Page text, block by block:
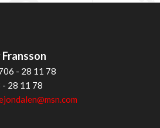
Fransson
- 28 11 78
- 28 11 78